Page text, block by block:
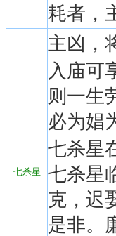
耗者，
七杀星
主凶，
入庙可
则一生
必为娼
七杀星
七杀星
克，迟
是非。